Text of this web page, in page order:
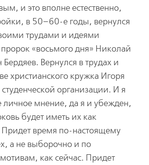
и это вполне естественно,
в 50–60-е годы, вернулся
трудами и идеями
«восьмого дня» Николай
Вернулся в трудах и
христианского кружка Игоря
организации. И я
мнение, да я и убежден,
будет иметь их как
время по-настоящему
а не выборочно и по
как сейчас. Придет